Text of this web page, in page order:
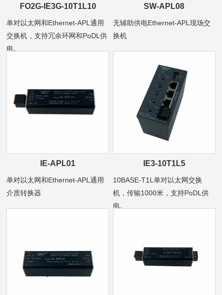
FO2G-IE3G-10T1L10
单对以太网和Ethernet-APL通用
交换机，支持冗余环网和PoDL供
电。
SW-APL08
无辅助供电Ethernet-APL现场交
换机
IE-APL01
单对以太网和Ethernet-APL通用
介质转换器
IE3-10T1L5
10BASE-T1L单对以太网交换
机，传输1000米，支持PoDL供
电。